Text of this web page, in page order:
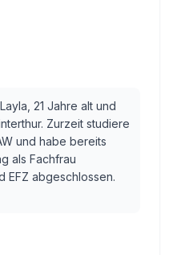
21 Jahre alt und
Zurzeit studiere
und habe bereits
als Fachfrau
EFZ abgeschlossen.